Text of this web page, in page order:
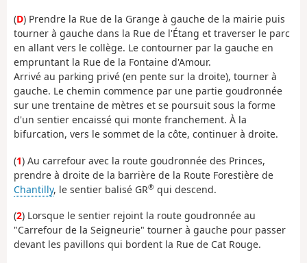
(D) Prendre la Rue de la Grange à gauche de la mairie puis
tourner à gauche dans la Rue de l'Étang et traverser le parc
en allant vers le collège. Le contourner par la gauche en
empruntant la Rue de la Fontaine d'Amour.
Arrivé au parking privé (en pente sur la droite), tourner à
gauche. Le chemin commence par une partie goudronnée
sur une trentaine de mètres et se poursuit sous la forme
d'un sentier encaissé qui monte franchement. À la
bifurcation, vers le sommet de la côte, continuer à droite.
(1) Au carrefour avec la route goudronnée des Princes,
prendre à droite de la barrière de la Route Forestière de
Chantilly, le sentier balisé GR® qui descend.
(2) Lorsque le sentier rejoint la route goudronnée au
"Carrefour de la Seigneurie" tourner à gauche pour passer
devant les pavillons qui bordent la Rue de Cat Rouge.